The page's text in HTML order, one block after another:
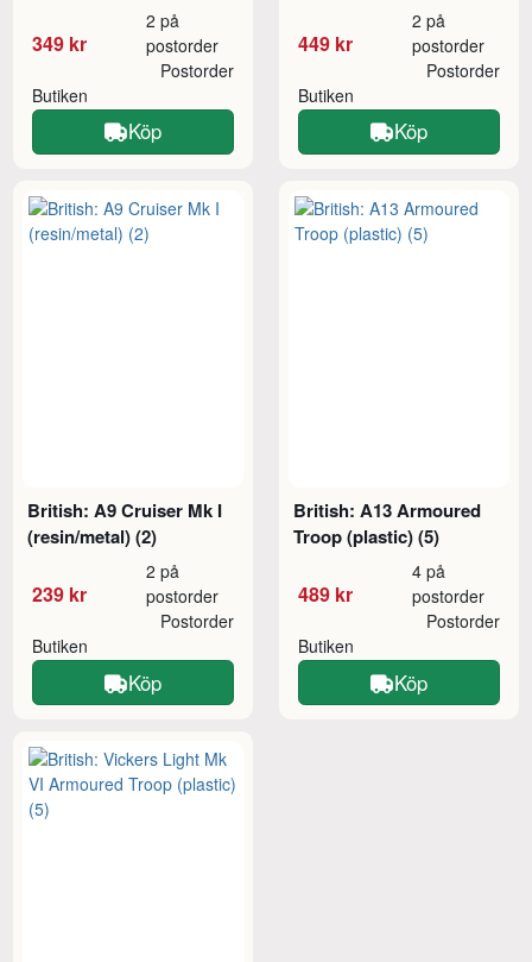
349 kr
2 på
postorder
Butiken
Postorder
Köp
449 kr
2 på
postorder
Butiken
Postorder
Köp
British: A9 Cruiser Mk I
(resin/metal) (2)
239 kr
2 på
postorder
Butiken
Postorder
Köp
British: A13 Armoured
Troop (plastic) (5)
489 kr
4 på
postorder
Butiken
Postorder
Köp